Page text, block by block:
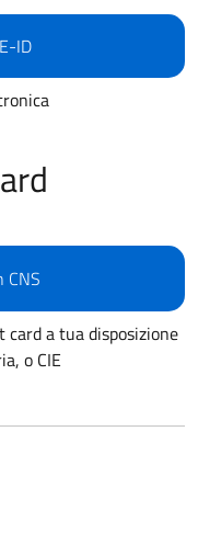
ID
CNS
card a tua disposizione
o CIE